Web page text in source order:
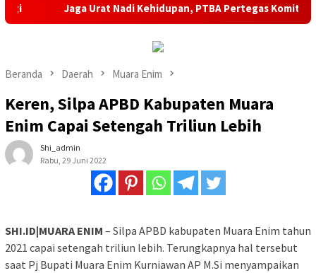
Jaga Urat Nadi Kehidupan, PTBA Pertegas Komitmen
Beranda Daerah Muara Enim
Keren, Silpa APBD Kabupaten Muara
Enim Capai Setengah Triliun Lebih
Shi_admin
Rabu, 29 Juni 2022
SHI.ID|MUARA ENIM – Silpa APBD kabupaten Muara Enim tahun
2021 capai setengah triliun lebih. Terungkapnya hal tersebut
saat Pj Bupati Muara Enim Kurniawan AP M.Si menyampaikan